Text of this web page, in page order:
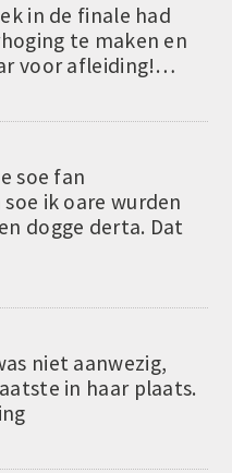
in de finale had
te maken en
voor afleiding!…
soe fan
ik oare wurden
dogge derta. Dat
niet aanwezig,
in haar plaats.